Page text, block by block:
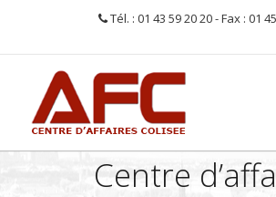
Tél. : 01 43 59 20 20 - Fax : 01
Centre